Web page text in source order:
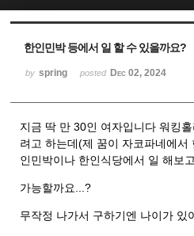
한인민박 등에서 일 할 수 있을까요?
by spring posted Dec 02, 2024
지금 딱 만 30인 여자입니다 워킹
려고 하는데(제 꿈이 자코파네에
인민박이나 한인식당에서 일 해보
가능할까요...?
무작정 나가서 구하기엔 나이가 있
Sketchbook5, 스케치북5